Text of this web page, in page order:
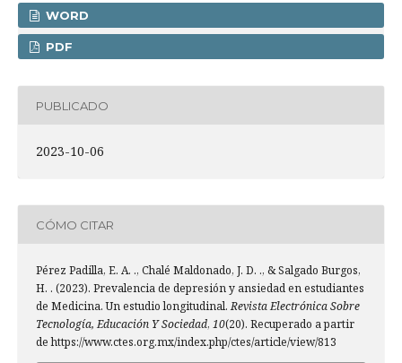
WORD
PDF
PUBLICADO
2023-10-06
CÓMO CITAR
Pérez Padilla, E. A. ., Chalé Maldonado, J. D. ., & Salgado Burgos,
H. . (2023). Prevalencia de depresión y ansiedad en estudiantes
de Medicina. Un estudio longitudinal.Revista Electrónica Sobre
Tecnología, Educación Y Sociedad, 10(20). Recuperado a partir
de https://www.ctes.org.mx/index.php/ctes/article/view/813